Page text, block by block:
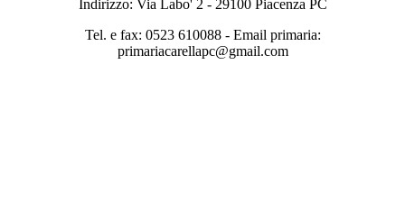
Indirizzo: Via Labo' 2 - 29100 Piacenza PC
Tel. e fax: 0523 610088 - Email primaria:
primariacarellapc@gmail.com